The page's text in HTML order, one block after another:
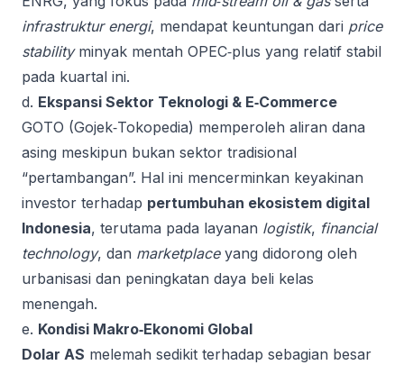
infrastruktur energi, mendapat keuntungan dari price
stabilityminyak mentah OPEC‑plus yang relatif stabil
pada kuartal ini.
d. Ekspansi Sektor Teknologi & E‑Commerce
GOTO (Gojek‑Tokopedia) memperoleh aliran dana
asing meskipun bukan sektor tradisional
“pertambangan”. Hal ini mencerminkan keyakinan
investor terhadap pertumbuhan ekosistem digital
Indonesia, terutama pada layanan logistik, financial
technology, dan marketplaceyang didorong oleh
urbanisasi dan peningkatan daya beli kelas
menengah.
e. Kondisi Makro‑Ekonomi Global
Dolar AS melemah sedikit terhadap sebagian besar